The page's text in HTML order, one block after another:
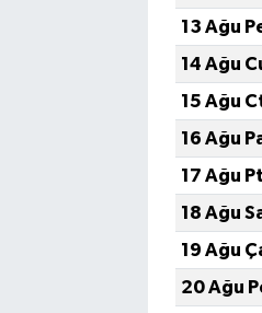
13 Ağu
14 Ağu
15 Ağu
16 Ağu
17 Ağu
18 Ağu
19 Ağu
20 Ağu